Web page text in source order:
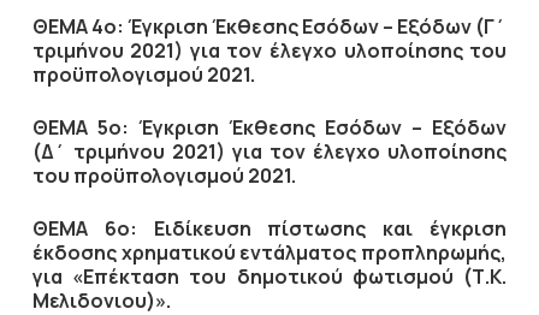
ΘΕΜΑ 4ο: Έγκριση Έκθεσης Εσόδων – Εξόδων (Γ΄
τριμήνου 2021) για τον έλεγχο υλοποίησης του
προϋπολογισμού 2021.
ΘΕΜΑ 5ο: Έγκριση Έκθεσης Εσόδων – Εξόδων
(Δ΄ τριμήνου 2021) για τον έλεγχο υλοποίησης
του προϋπολογισμού 2021.
ΘΕΜΑ 6ο: Ειδίκευση πίστωσης και έγκριση
έκδοσης χρηματικού εντάλματος προπληρωμής,
για «Επέκταση του δημοτικού φωτισμού (Τ.Κ.
Μελιδονιου)».